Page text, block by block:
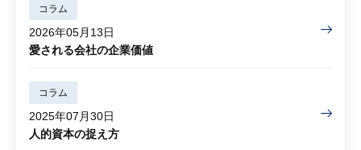
コラム
2026年05月13日
愛される会社の企業価値
コラム
2025年07月30日
人的資本の捉え方